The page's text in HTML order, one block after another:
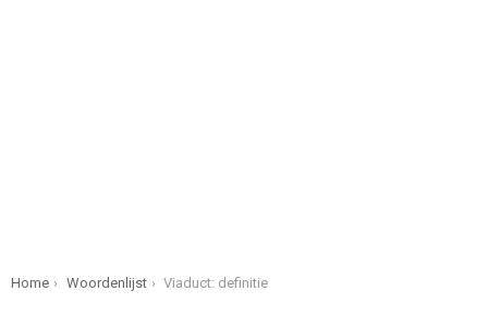
You are here:
Home Woordenlijst Viaduct: definitie